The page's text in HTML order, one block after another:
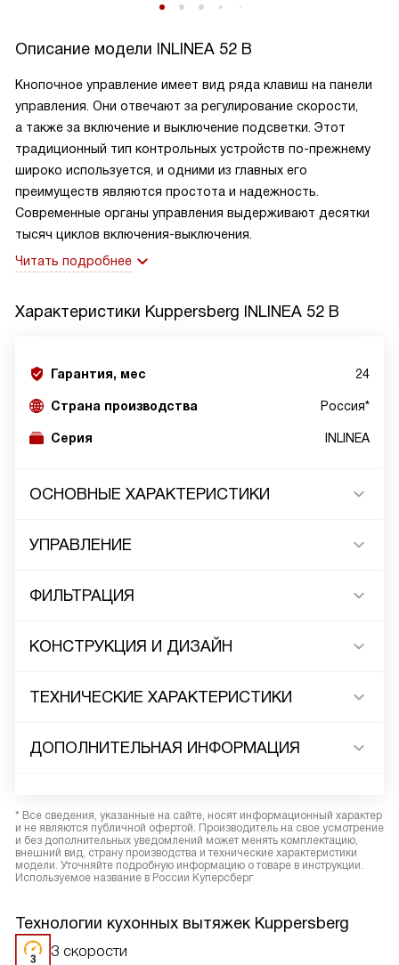
Описание модели INLINEA 52 B
Кнопочное управление имеет вид ряда клавиш на панели
управления. Они отвечают за регулирование скорости,
а также за включение и выключение подсветки. Этот
традиционный тип контрольных устройств по-прежнему
широко используется, и одними из главных его
преимуществ являются простота и надежность.
Современные органы управления выдерживают десятки
тысяч циклов включения-выключения.
Читать подробнее
Характеристики Kuppersberg INLINEA 52 B
Гарантия, мес 24
Страна производства Россия*
Серия INLINEA
ОСНОВНЫЕ ХАРАКТЕРИСТИКИ
УПРАВЛЕНИЕ
ФИЛЬТРАЦИЯ
КОНСТРУКЦИЯ И ДИЗАЙН
ТЕХНИЧЕСКИЕ ХАРАКТЕРИСТИКИ
ДОПОЛНИТЕЛЬНАЯ ИНФОРМАЦИЯ
* Все сведения, указанные на сайте, носят информационный характер
и не являются публичной офертой. Производитель на свое усмотрение
и без дополнительных уведомлений может менять комплектацию,
внешний вид, страну производства и технические характеристики
модели. Уточняйте подробную информацию о товаре в инструкции.
Используемое название в России Куперсберг
Технологии кухонных вытяжек Kuppersberg
3 скорости